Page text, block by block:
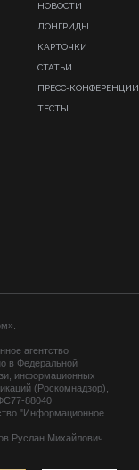
НОВОСТИ
ЛОНГРИДЫ
КАРТОЧКИ
СТАТЬИ
ПРЕСС-КОНФЕРЕНЦИИ
ТЕСТЫ
агентство
в Федеральной
информационных
(Роскомнадзор),
88040
"Информационное
Руслан Михайлович